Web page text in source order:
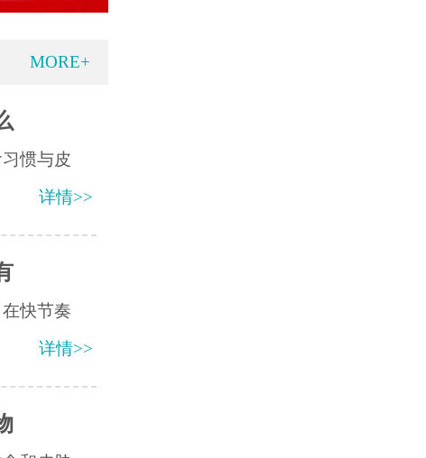
MORE+
惯与皮
详情>>
快节奏
详情>>